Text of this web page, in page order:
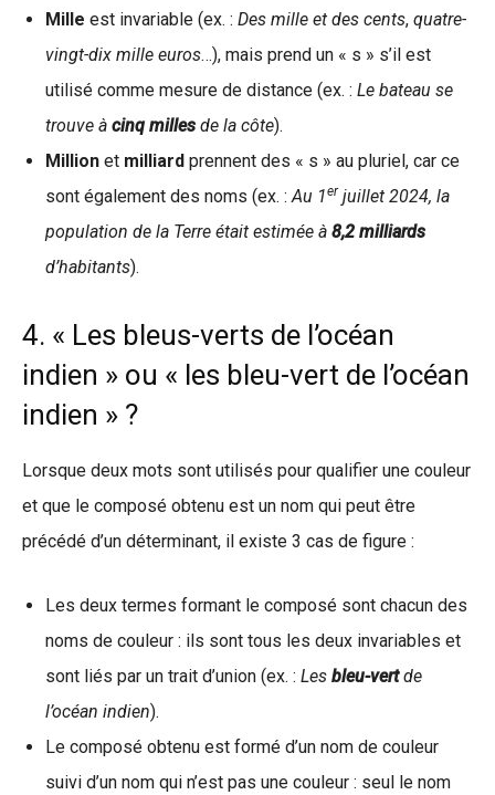
Mille est invariable (ex. : Des mille et des cents, quatre-
vingt-dix mille euros…), mais prend un « s » s’il est
utilisé comme mesure de distance (ex. : Le bateau se
trouve à cinq milles de la côte).
Million et milliard prennent des « s » au pluriel, car ce
sont également des noms (ex. :Au 1er juillet 2024, la
population de la Terre était estimée à 8,2 milliards
d’habitants).
4. « Les bleus-verts de l’océan
indien » ou « les bleu-vert de l’océan
indien » ?
Lorsque deux mots sont utilisés pour qualifier une couleur
et que le composé obtenu est un nom qui peut être
précédé d’un déterminant, il existe 3 cas de figure :
Les deux termes formant le composé sont chacun des
noms de couleur : ils sont tous les deux invariables et
sont liés par un trait d’union (ex. : Les bleu-vertde
l’océan indien).
Le composé obtenu est formé d’un nom de couleur
suivi d’un nom qui n’est pas une couleur : seul le nom